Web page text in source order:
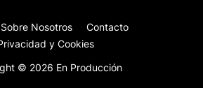
© 2026 En Producción
Sobre Nosotros
Contacto
y Cookies